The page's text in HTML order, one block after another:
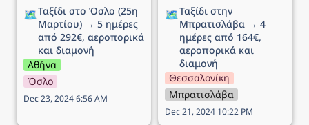
🗺️Ταξίδι στο Όσλο (25η
Μαρτίου) → 5 ημέρες
από 292€, αεροπορικά
και διαμονή
Αθήνα
Όσλο
Dec 23, 2024 6:56 AM
🗺️Ταξίδι στην
Μπρατισλάβα → 4
ημέρες από 164€,
αεροπορικά και
διαμονή
Θεσσαλονίκη
Μπρατισλάβα
Dec 21, 2024 10:22 PM